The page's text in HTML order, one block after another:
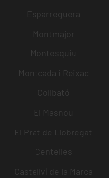
Esparreguera
Montmajor
Montesquiu
Montcada i Reixac
Collbató
El Masnou
El Prat de Llobregat
Centelles
Castellví de la Marca